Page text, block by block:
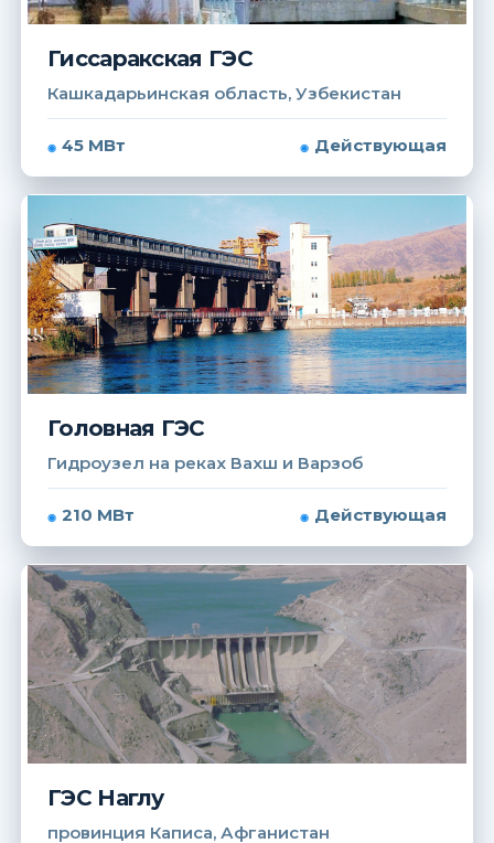
Гиссаракская ГЭС
Кашкадарьинская область, Узбекистан
45 МВт Действующая
Головная ГЭС
Гидроузел на реках Вахш и Варзоб
210 МВт Действующая
ГЭС Наглу
провинция Каписа, Афганистан